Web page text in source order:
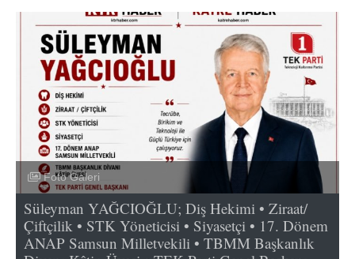
Foto Galeri
Süleyman YAĞCIOĞLU; Diş Hekimi • Ziraat/
Çiftçilik • STK Yöneticisi • Siyasetçi • 17. Dönem
ANAP Samsun Milletvekili • TBMM Başkanlık